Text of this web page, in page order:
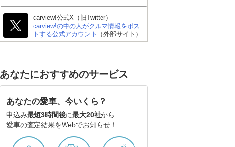
carview!公式X（旧Twitter）
carview!の中の人がクルマ情報をポス
トする公式アカウント
（外部サイト）
あなたにおすすめのサービス
あなたの愛車、今いくら？
申込み最短3時間後に最大20社から
愛車の査定結果をWebでお知らせ！